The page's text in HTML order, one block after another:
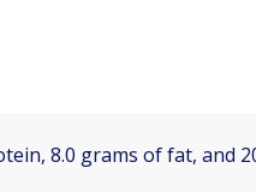
8.0 grams of fat, and